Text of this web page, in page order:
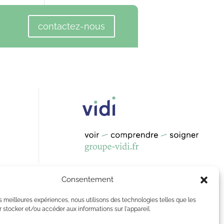
Consentement
meilleures expériences, nous utilisons des technologies telles que les
stocker et/ou accéder aux informations sur l'appareil.
contactez-nous